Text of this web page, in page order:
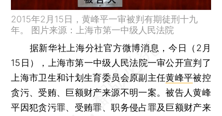
2015年2月15日，黄峰平一审被判有期徒刑十九
年。 图片来源：上海市第一中级人民法院
据新华社上海分社官方微博消息，今日（2月
15日），上海市第一中级人民法院一审公开宣判了
上海市卫生和计划生育委员会原副主任黄峰平被控
贪污、受贿、巨额财产来源不明一案。被告人黄峰
平因犯贪污罪、受贿罪、职务侵占罪及巨额财产来